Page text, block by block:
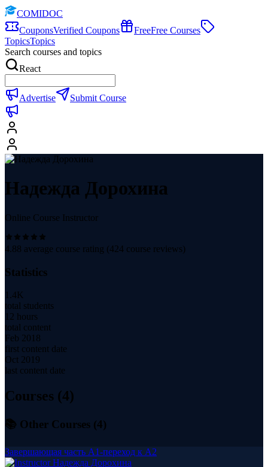
COMIDOC
CouponsVerified Coupons FreeFree Courses
TopicsTopics
Search courses and topics
React
Advertise Submit Course
Надежда Дорохина
Online Course Instructor
4.88 average course rating (424 course reviews)
Statistics
1.4K
total students
12 hours
total content
Feb 2018
first content date
Oct 2019
last content date
Courses (4)
📚 Other Courses (4)
Завершающая часть А1-переход к А2